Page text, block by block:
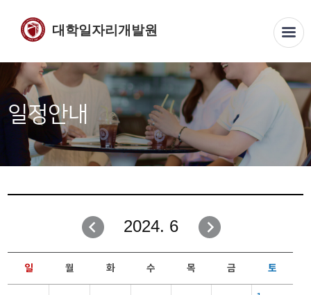
대학일자리개발원
일정안내
2024. 6
일 월 화 수 목 금 토